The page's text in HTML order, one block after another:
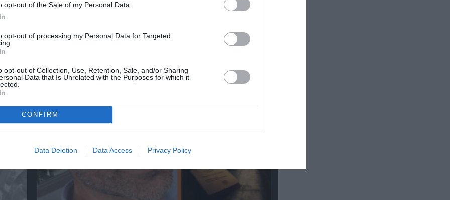
opt-out of the Sale of my Personal Data.
opt-out of processing my Personal Data for Targeted
opt-out of Collection, Use, Retention, Sale, and/or Sharing
Data that Is Unrelated with the Purposes for which it
CONFIRM
Data Deletion Data Access Privacy Policy